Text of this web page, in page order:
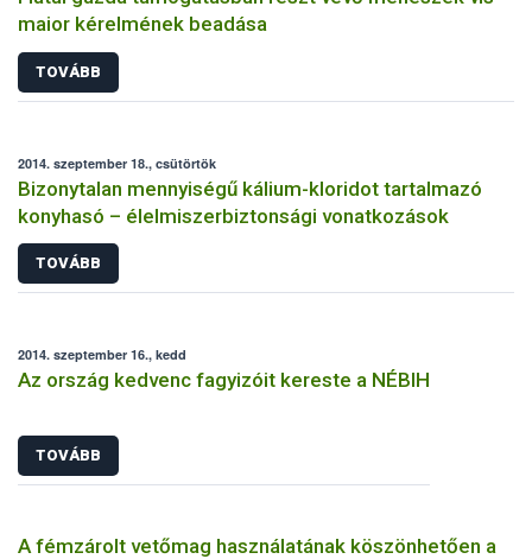
maior kérelmének beadása
TOVÁBB
2014. szeptember 18., csütörtök
Bizonytalan mennyiségű kálium-kloridot tartalmazó
konyhasó – élelmiszerbiztonsági vonatkozások
TOVÁBB
2014. szeptember 16., kedd
Az ország kedvenc fagyizóit kereste a NÉBIH
TOVÁBB
A fémzárolt vetőmag használatának köszönhetően a